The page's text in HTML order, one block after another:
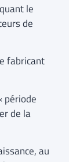
le
de
fabricant
période
de la
au